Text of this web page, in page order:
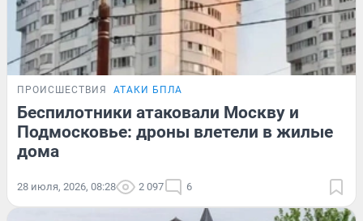
ПРОИСШЕСТВИЯ АТАКИ БПЛА
Беспилотники атаковали Москву и
Подмосковье: дроны влетели в жилые
дома
28 июля, 2026, 08:28 2 097 6